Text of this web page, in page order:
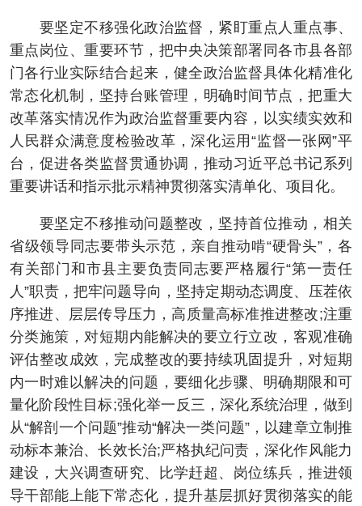
要坚定不移强化政治监督，紧盯重点人重点事、
重点岗位、重要环节，把中央决策部署同各市县各部
门各行业实际结合起来，健全政治监督具体化精准化
常态化机制，坚持台账管理，明确时间节点，把重大
改革落实情况作为政治监督重要内容，以实绩实效和
人民群众满意度检验改革，深化运用“监督一张网”平
台，促进各类监督贯通协调，推动习近平总书记系列
重要讲话和指示批示精神贯彻落实清单化、项目化。
要坚定不移推动问题整改，坚持首位推动，相关
省级领导同志要带头示范，亲自推动啃“硬骨头”，各
有关部门和市县主要负责同志要严格履行“第一责任
人”职责，把牢问题导向，坚持定期动态调度、压茬依
序推进、层层传导压力，高质量高标准推进整改;注重
分类施策，对短期内能解决的要立行立改，客观准确
评估整改成效，完成整改的要持续巩固提升，对短期
内一时难以解决的问题，要细化步骤、明确期限和可
量化阶段性目标;强化举一反三，深化系统治理，做到
从“解剖一个问题”推动“解决一类问题”，以建章立制推
动标本兼治、长效长治;严格执纪问责，深化作风能力
建设，大兴调查研究、比学赶超、岗位练兵，推进领
导干部能上能下常态化，提升基层抓好贯彻落实的能